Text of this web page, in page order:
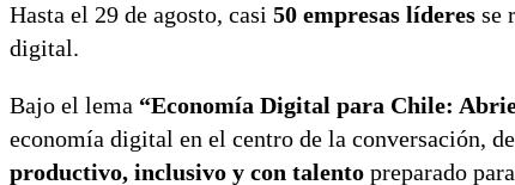
Hasta el 29 de agosto, casi 50 empresas líderes se
digital.
Bajo el lema “Economía Digital para Chile:
economía digital en el centro de la conversación,
productivo, inclusivo y con talento preparado